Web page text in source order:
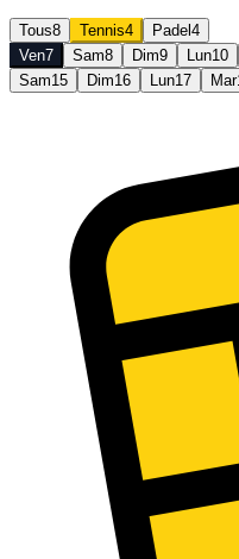
Tous8 Tennis4 Padel 4
Ven7 Sam8 Dim9 Lun10
Sam15 Dim16 Lun17 Mar